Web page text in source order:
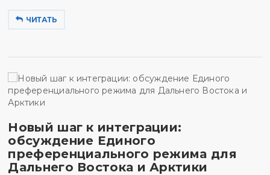
ЧИТАТЬ
Новый шаг к интеграции:
обсуждение Единого
преференциального режима для
Дальнего Востока и Арктики